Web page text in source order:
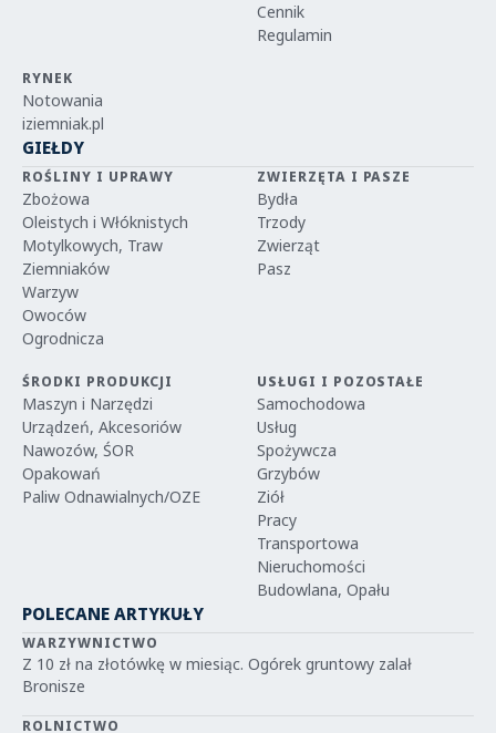
Cennik
Regulamin
RYNEK
Notowania
iziemniak.pl
GIEŁDY
ROŚLINY I UPRAWY
Zbożowa
Oleistych i Włóknistych
Motylkowych, Traw
Ziemniaków
Warzyw
Owoców
Ogrodnicza
ZWIERZĘTA I PASZE
Bydła
Trzody
Zwierząt
Pasz
ŚRODKI PRODUKCJI
Maszyn i Narzędzi
Urządzeń, Akcesoriów
Nawozów, ŚOR
Opakowań
Paliw Odnawialnych/OZE
USŁUGI I POZOSTAŁE
Samochodowa
Usług
Spożywcza
Grzybów
Ziół
Pracy
Transportowa
Nieruchomości
Budowlana, Opału
POLECANE ARTYKUŁY
WARZYWNICTWO
Z 10 zł na złotówkę w miesiąc. Ogórek gruntowy zalał
Bronisze
ROLNICTWO